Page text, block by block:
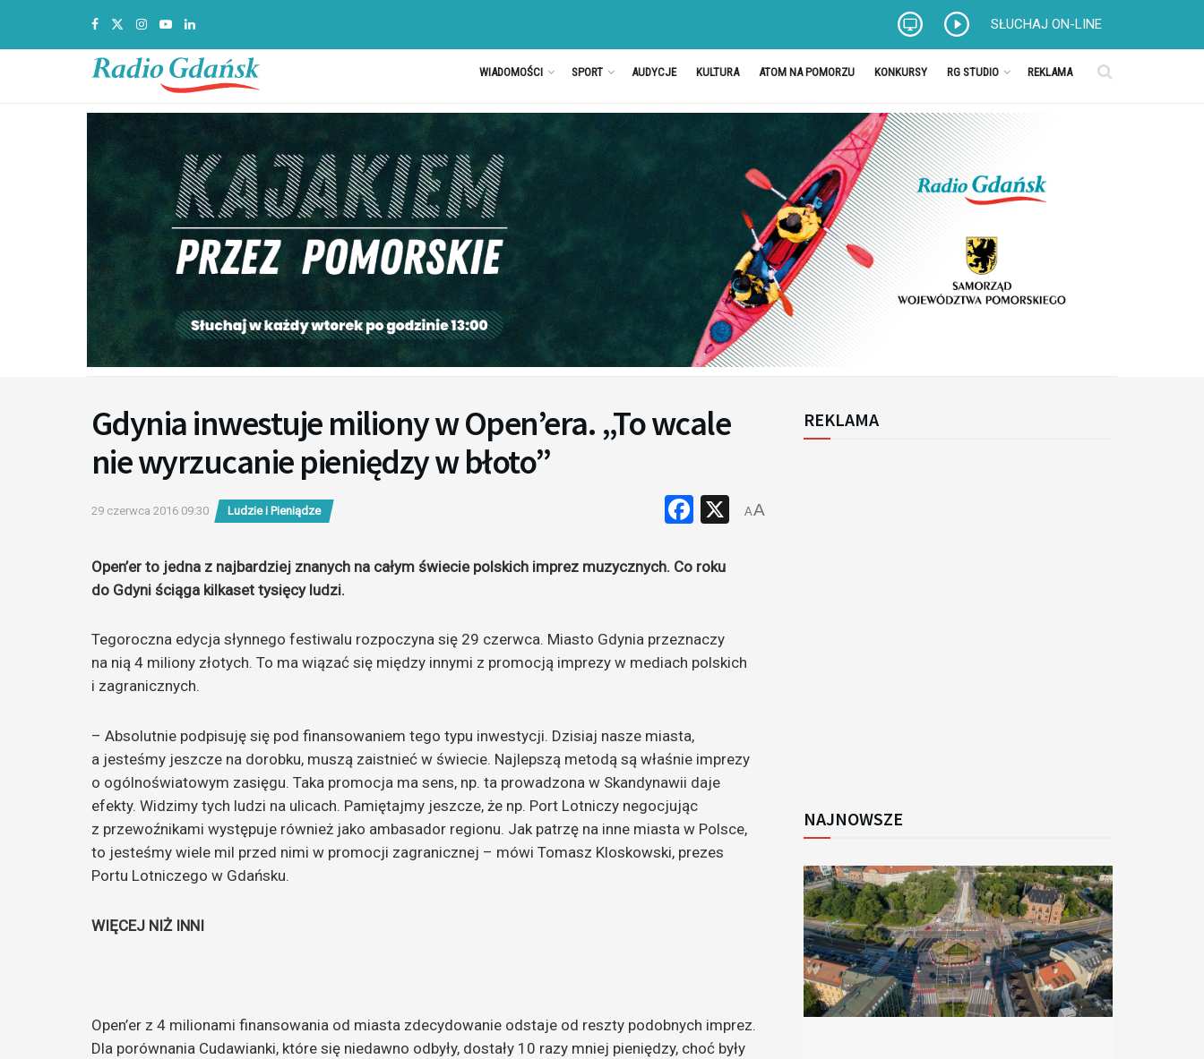
SŁUCHAJ ON-LINE
WIADOMOŚCI SPORT AUDYCJE KULTURA ATOM NA POMORZU KONKURSY RG STUDIO REKLAMA
Gdynia inwestuje miliony w Open’era. „To wcale
nie wyrzucanie pieniędzy w błoto”
29 czerwca 2016 09:30 Ludzie i Pieniądze Facebook
X
AA
Open’er to jedna z najbardziej znanych na całym świecie polskich imprez muzycznych. Co roku
do Gdyni ściąga kilkaset tysięcy ludzi.
Tegoroczna edycja słynnego festiwalu rozpoczyna się 29 czerwca. Miasto Gdynia przeznaczy
na nią 4 miliony złotych. To ma wiązać się między innymi z promocją imprezy w mediach polskich
i zagranicznych.
– Absolutnie podpisuję się pod finansowaniem tego typu inwestycji. Dzisiaj nasze miasta,
a jesteśmy jeszcze na dorobku, muszą zaistnieć w świecie. Najlepszą metodą są właśnie imprezy
o ogólnoświatowym zasięgu. Taka promocja ma sens, np. ta prowadzona w Skandynawii daje
efekty. Widzimy tych ludzi na ulicach. Pamiętajmy jeszcze, że np. Port Lotniczy negocjując
z przewoźnikami występuje również jako ambasador regionu. Jak patrzę na inne miasta w Polsce,
to jesteśmy wiele mil przed nimi w promocji zagranicznej – mówi Tomasz Kloskowski, prezes
Portu Lotniczego w Gdańsku.
WIĘCEJ NIŻ INNI
Open’er z 4 milionami finansowania od miasta zdecydowanie odstaje od reszty podobnych imprez.
Dla porównania Cudawianki, które się niedawno odbyły, dostały 10 razy mniej pieniędzy, choć były
REKLAMA
NAJNOWSZE